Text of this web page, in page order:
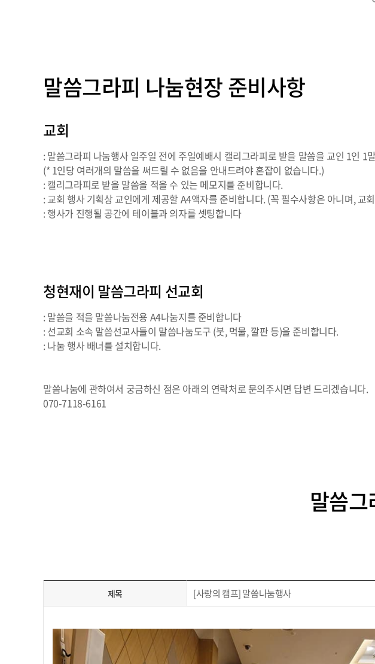
말씀그라피 나눔현장 준비사항
교회
: 말씀그라피 나눔행사 일주일 전에 주일예배시 캘리그라피로 받을 말씀을 교인 1인 1
(* 1인당 여러개의 말씀을 써드릴 수 없음을 안내드려야 혼잡이 없습니다.)
: 캘리그라피로 받을 말씀을 적을 수 있는 메모지를 준비합니다.
: 교회 행사 기획상 교인에게 제공할 A4액자를 준비합니다. (꼭 필수사항은 아니며, 교
: 행사가 진행될 공간에 테이블과 의자를 셋팅합니다
청현재이 말씀그라피 선교회
: 말씀을 적을 말씀나눔전용 A4나눔지를 준비합니다
: 선교회 소속 말씀선교사들이 말씀나눔도구 (붓, 먹물, 깔판 등)을 준비합니다.
: 나눔 행사 배너를 설치합니다.
말씀나눔에 관하여서 궁금하신 점은 아래의 연락처로 문의주시면 답변 드리겠습니다.
070-7118-6161
말씀
제목 [사랑의 캠프] 말씀나눔행사